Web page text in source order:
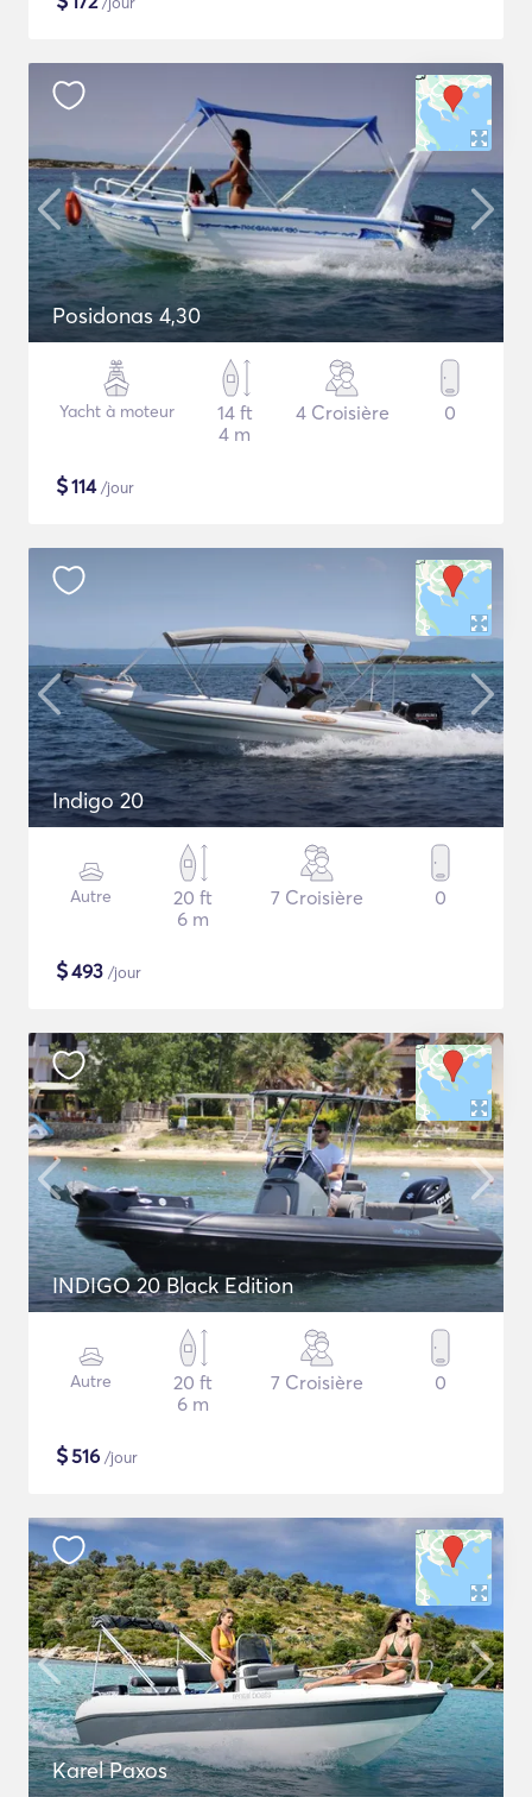
Posidonas 4,30
Yacht à moteur
14 ft
4 m
4 Croisière 0
$114/jour
Indigo 20
Autre
20 ft
6 m
7 Croisière 0
$493 /jour
INDIGO 20 Black Edition
Autre
20 ft
6 m
7 Croisière 0
$516 /jour
Karel Paxos